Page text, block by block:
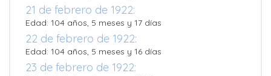
21 de febrero de 1922:
Edad: 104 años, 5 meses y 17 días
22 de febrero de 1922:
Edad: 104 años, 5 meses y 16 días
23 de febrero de 1922: